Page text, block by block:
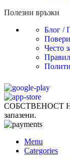
Полезни връзки
Блог /
Често
СОБСТВЕНОСТ
запазени.
Menu
Categories